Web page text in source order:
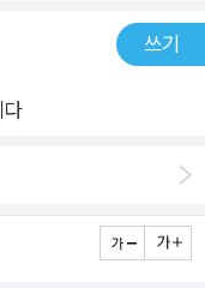
지역을 예술⸱문화공
체의 정체성을 결속시
성을 서늘한 접근 방
맞게 전통과 현대의 조
쓰기
다